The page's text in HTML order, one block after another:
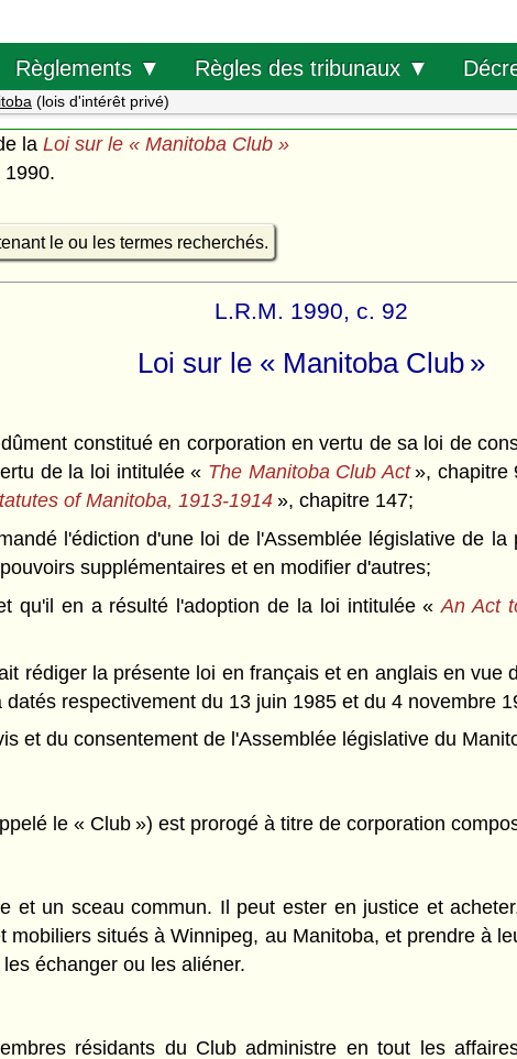
Règlements ▼ Règles des tribunaux ▼
(lois d'intérêt privé)
la Loi sur le « Manitoba Club »
1990.
le ou les termes recherchés.
L.R.M. 1990, c. 92
Loi sur le « Manitoba Club »
constitué en corporation en vertu de sa loi de
de la loi intitulée « The Manitoba Club Act», chapitre
of Manitoba, 1913-1914 », chapitre 147;
l'édiction d'une loi de l'Assemblée législative de
supplémentaires et en modifier d'autres;
qu'il en a résulté l'adoption de la loi intitulée «An Act
rédiger la présente loi en français et en anglais en
respectivement du 13 juin 1985 et du 4 novembre
et du consentement de l'Assemblée législative du
le « Club ») est prorogé à titre de corporation
et un sceau commun. Il peut ester en justice et
situés à Winnipeg, au Manitoba, et prendre à
échanger ou les aliéner.
résidants du Club administre en tout les